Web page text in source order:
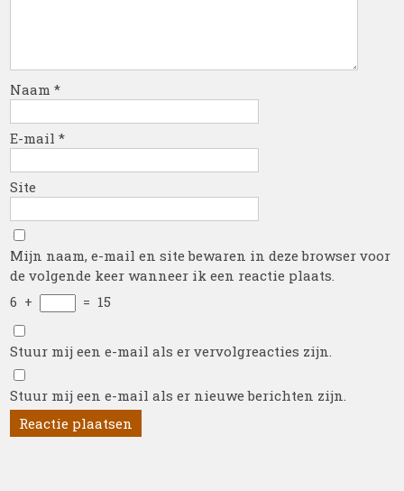
Naam*
E-mail*
Site
Mijn naam, e-mail en site bewaren in deze browser voor
de volgende keer wanneer ik een reactie plaats.
6 + = 15
Stuur mij een e-mail als er vervolgreacties zijn.
Stuur mij een e-mail als er nieuwe berichten zijn.